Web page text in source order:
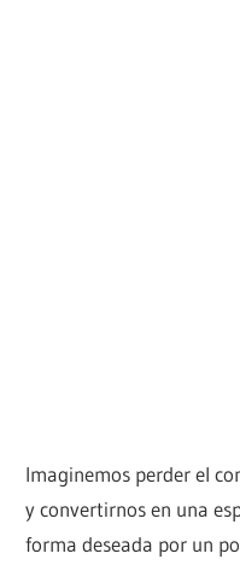
Imaginemos perder el
y convertirnos en una
forma deseada por un